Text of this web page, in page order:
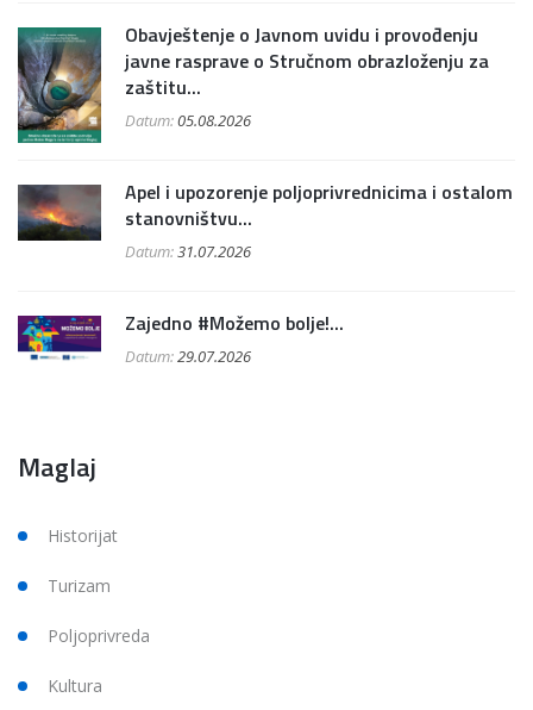
Obavještenje o Javnom uvidu i provođenju
javne rasprave o Stručnom obrazloženju za
zaštitu...
Datum:05.08.2026
Apel i upozorenje poljoprivrednicima i ostalom
stanovništvu...
Datum:31.07.2026
Zajedno #Možemo bolje!...
Datum:29.07.2026
Maglaj
Historijat
Turizam
Poljoprivreda
Kultura